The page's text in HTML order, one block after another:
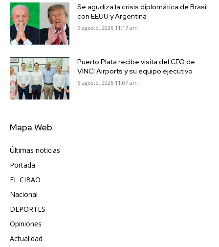
Se agudiza la crisis diplomática de Brasil
con EEUU y Argentina
6 agosto, 2026 11:17 am
Puerto Plata recibe visita del CEO de
VINCI Airports y su equipo ejecutivo
6 agosto, 2026 11:07 am
Mapa Web
Últimas noticias
Portada
EL CIBAO
Nacional
DEPORTES
Opiniones
Actualidad